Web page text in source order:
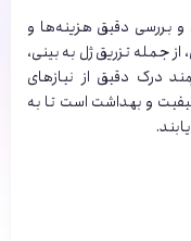
بررسی دقیق هزینه‌ها و
از جمله تزریق ژل به بینی،
درک دقیق از نیازهای
و بهداشت است تا به